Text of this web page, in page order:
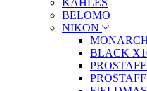
KAHLES
BELOMO
NIKON
BLACK